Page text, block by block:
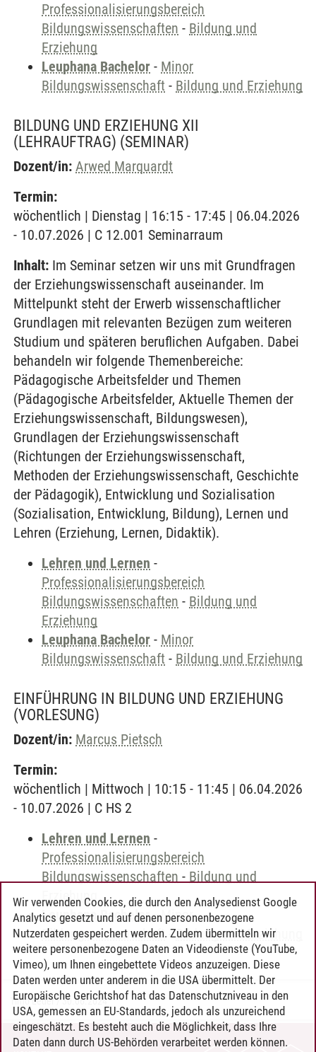
Professionalisierungsbereich
Bildungswissenschaften - Bildung und
Erziehung
Leuphana Bachelor - Minor
Bildungswissenschaft - Bildung und Erziehung
BILDUNG UND ERZIEHUNG XII
(LEHRAUFTRAG) (SEMINAR)
Dozent/in: Arwed Marquardt
Termin:
wöchentlich | Dienstag | 16:15 - 17:45 | 06.04.2026
- 10.07.2026 | C 12.001 Seminarraum
Inhalt: Im Seminar setzen wir uns mit Grundfragen
der Erziehungswissenschaft auseinander. Im
Mittelpunkt steht der Erwerb wissenschaftlicher
Grundlagen mit relevanten Bezügen zum weiteren
Studium und späteren beruflichen Aufgaben. Dabei
behandeln wir folgende Themenbereiche:
Pädagogische Arbeitsfelder und Themen
(Pädagogische Arbeitsfelder, Aktuelle Themen der
Erziehungswissenschaft, Bildungswesen),
Grundlagen der Erziehungswissenschaft
(Richtungen der Erziehungswissenschaft,
Methoden der Erziehungswissenschaft, Geschichte
der Pädagogik), Entwicklung und Sozialisation
(Sozialisation, Entwicklung, Bildung), Lernen und
Lehren (Erziehung, Lernen, Didaktik).
Lehren und Lernen -
Professionalisierungsbereich
Bildungswissenschaften - Bildung und
Erziehung
Leuphana Bachelor - Minor
Bildungswissenschaft - Bildung und Erziehung
EINFÜHRUNG IN BILDUNG UND ERZIEHUNG
(VORLESUNG)
Dozent/in: Marcus Pietsch
Termin:
wöchentlich | Mittwoch | 10:15 - 11:45 | 06.04.2026
- 10.07.2026 | C HS 2
Lehren und Lernen -
Professionalisierungsbereich
Bildungswissenschaften - Bildung und
Erziehung
Leuphana Bachelor-Minor
Bildungswissenschaft-Bildung und Erziehung
Timo Leder/30.06.2024
Wir verwenden Cookies, die durch den Analysedienst Google
Analytics gesetzt und auf denen personenbezogene
Nutzerdaten gespeichert werden. Zudem übermitteln wir
weitere personenbezogene Daten an Videodienste (YouTube,
Vimeo), um Ihnen eingebettete Videos anzuzeigen. Diese
Daten werden unter anderem in die USA übermittelt. Der
Europäische Gerichtshof hat das Datenschutzniveau in den
USA, gemessen an EU-Standards, jedoch als unzureichend
eingeschätzt. Es besteht auch die Möglichkeit, dass Ihre
Daten dann durch US-Behörden verarbeitet werden können.